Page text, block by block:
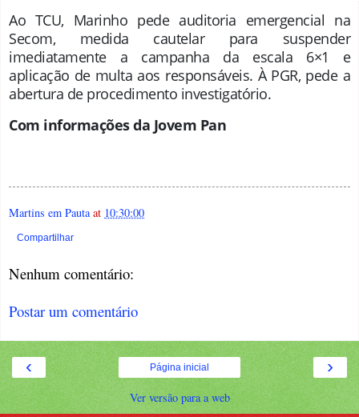
Ao TCU, Marinho pede auditoria emergencial na
Secom, medida cautelar para suspender
imediatamente a campanha da escala 6×1 e
aplicação de multa aos responsáveis. À PGR, pede a
abertura de procedimento investigatório.
Com informações da Jovem Pan
Martins em Pauta at 10:30:00
Compartilhar
Nenhum comentário:
Postar um comentário
‹ ›
Página inicial
Ver versão para a web